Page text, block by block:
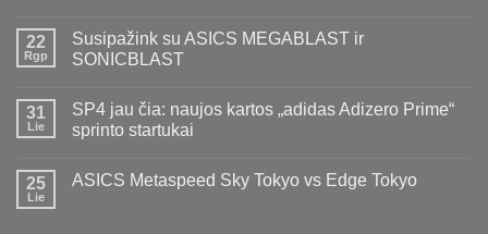
22
Rgp
Susipažink su ASICS MEGABLAST ir
SONICBLAST
31
Lie
SP4 jau čia: naujos kartos „adidas Adizero Prime“
sprinto startukai
25
Lie
ASICS Metaspeed Sky Tokyo vs Edge Tokyo